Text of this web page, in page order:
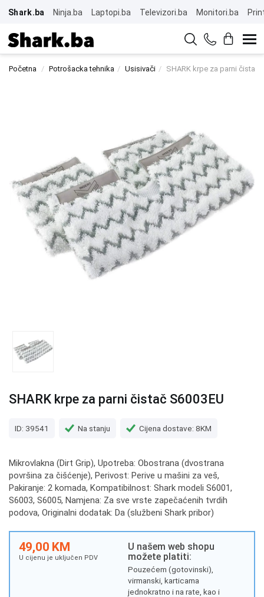
Shark.ba Ninja.ba Laptopi.ba Televizori.ba Monitori.ba
Početna Potrošacka tehnika Usisivači SHARK krpe za parni čistač
SHARK krpe za parni čistač S6003EU
ID: 39541 Na stanju Cijena dostave: 8KM
Mikrovlakna (Dirt Grip), Upotreba: Obostrana (dvostrana
površina za čišćenje), Perivost: Perive u mašini za veš,
Pakiranje: 2 komada, Kompatibilnost: Shark modeli S6001,
S6003, S6005, Namjena: Za sve vrste zapečaćenih tvrdih
podova, Originalni dodatak: Da (službeni Shark pribor)
49,00 KM
U cijenu je uključen PDV
U našem web shopu
možete platiti:
Pouzećem (gotovinski),
virmanski, karticama
jednokratno i na rate, kao i